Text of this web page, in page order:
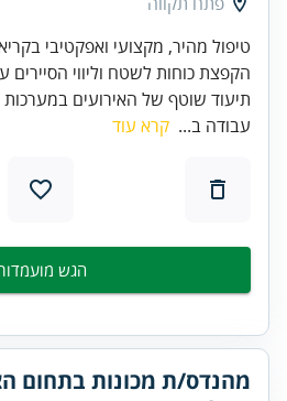
תיעוד שוטף של האירועים
עבודה ב... קרא עוד
הגש
מהנדס/ת מכונות בתחום